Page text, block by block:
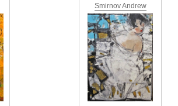
Smirnov Andrew